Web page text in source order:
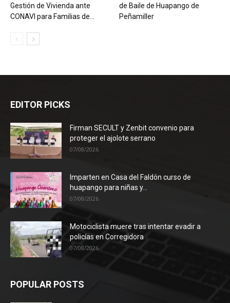
Gestión de Vivienda ante
CONAVI para Familias de...
de Baile de Huapango de
Peñamiller
EDITOR PICKS
Firman SECULT y Zenbit convenio para
proteger el ajolote serrano
07/08/2026
Imparten en Casa del Faldón curso de
huapango para niñas y...
07/08/2026
Motociclista muere tras intentar evadir a
policías en Corregidora
07/08/2026
POPULAR POSTS